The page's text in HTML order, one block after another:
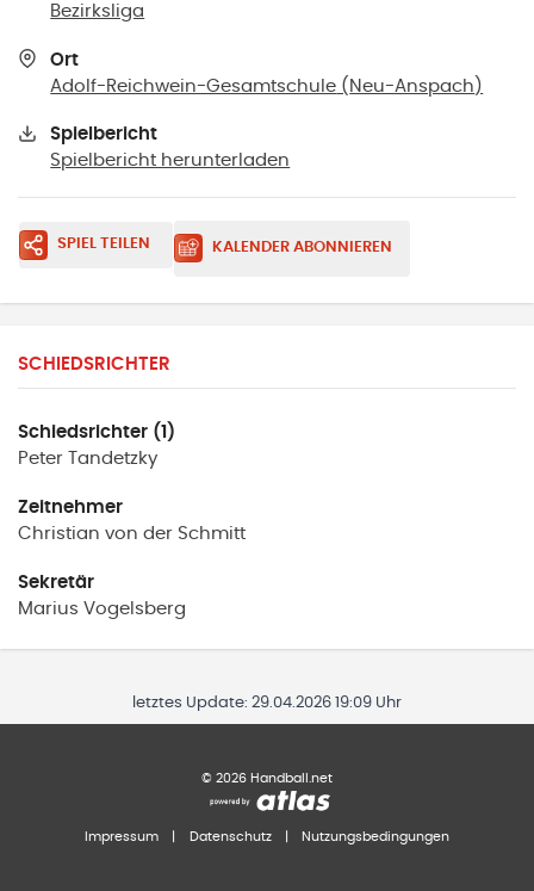
Bezirksliga
Ort
Adolf-Reichwein-Gesamtschule ( Neu-Anspach )
Spielbericht
Spielbericht herunterladen
SPIEL TEILEN KALENDER ABONNIEREN
SCHIEDSRICHTER
Schiedsrichter (1)
Peter
Tandetzky
Zeitnehmer
Christian von der Schmitt
Sekretär
Marius Vogelsberg
letztes Update: 29.04.2026 19:09 Uhr
© 2026 Handball.net
Impressum Datenschutz Nutzungsbedingungen